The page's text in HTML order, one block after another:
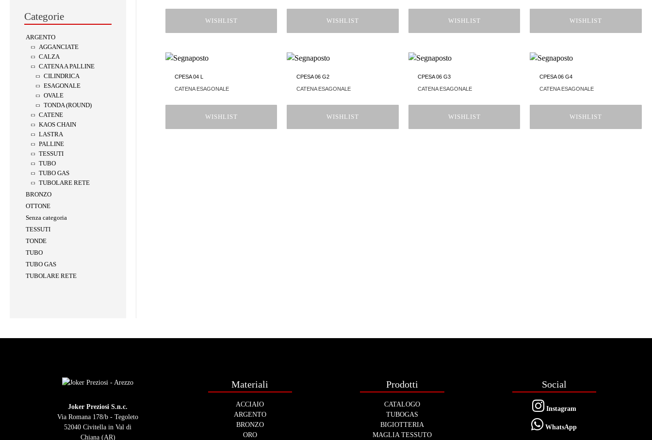
Categorie
ARGENTO
AGGANCIATE
CALZA
CATENA A PALLINE
CILINDRICA
ESAGONALE
OVALE
TONDA (ROUND)
CATENE
KAOS CHAIN
LASTRA
PALLINE
TESSUTI
TUBO
TUBO GAS
TUBOLARE RETE
BRONZO
OTTONE
Senza categoria
TESSUTI
TONDE
TUBO
TUBO GAS
TUBOLARE RETE
WISHLIST WISHLIST WISHLIST WISHLIST
CPESA 04 L
CATENA ESAGONALE
WISHLIST
CPESA 06 G2
CATENA ESAGONALE
WISHLIST
CPESA 06 G3
CATENA ESAGONALE
WISHLIST
CPESA 06 G4
CATENA ESAGONALE
WISHLIST
Joker Preziosi S.n.c.
Via Romana 178/b - Tegoleto
52040 Civitella in Val di
Chiana (AR)
Materiali
ACCIAIO
ARGENTO
BRONZO
ORO
Prodotti
CATALOGO
TUBOGAS
BIGIOTTERIA
MAGLIA TESSUTO
Social
Instagram
WhatsApp